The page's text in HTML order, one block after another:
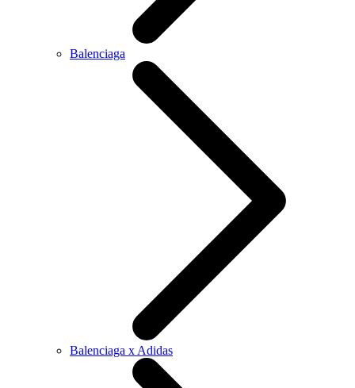
Balenciaga
Balenciaga x Adidas